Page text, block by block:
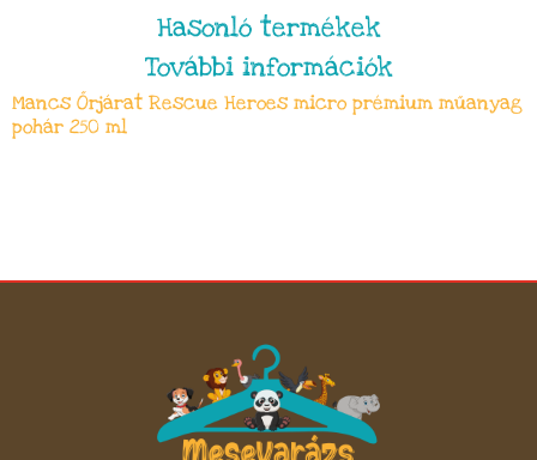
Hasonló termékek
További információk
Mancs Őrjárat Rescue Heroes micro prémium műanyag
pohár 250 ml